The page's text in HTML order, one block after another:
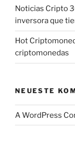
Noticias Cripto
inversora que
Hot
criptomonedas
NEUESTE
A WordPress